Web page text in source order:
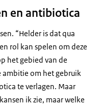
en antibiotica
“Helder is dat qua
rol kan spelen om deze
het gebied van de
om het gebruik
te verlagen. Maar
ik zie, maar welke